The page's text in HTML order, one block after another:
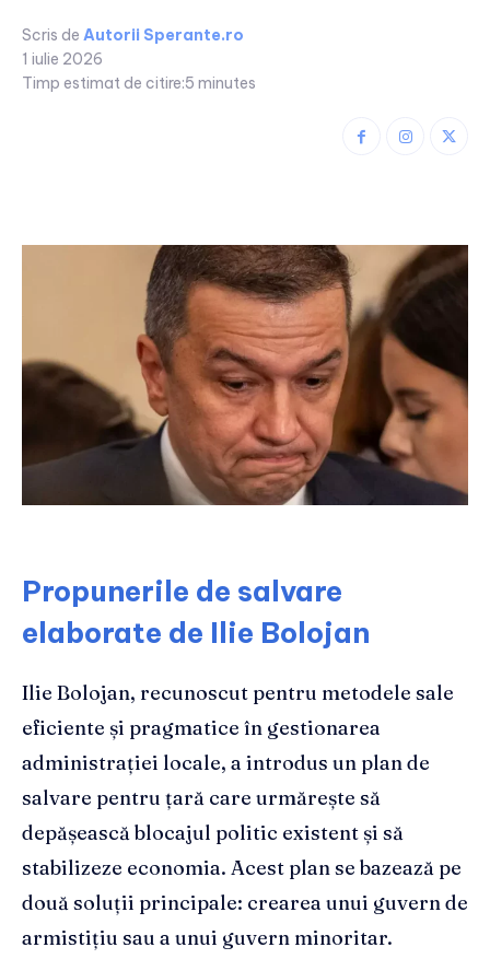
Scris de Autorii Sperante.ro
1 iulie 2026
Timp estimat de citire:5 minutes
Propunerile de salvare
elaborate de Ilie Bolojan
Ilie Bolojan, recunoscut pentru metodele sale
eficiente și pragmatice în gestionarea
administrației locale, a introdus un plan de
salvare pentru țară care urmărește să
depășească blocajul politic existent și să
stabilizeze economia. Acest plan se bazează pe
două soluții principale: crearea unui guvern de
armistițiu sau a unui guvern minoritar.